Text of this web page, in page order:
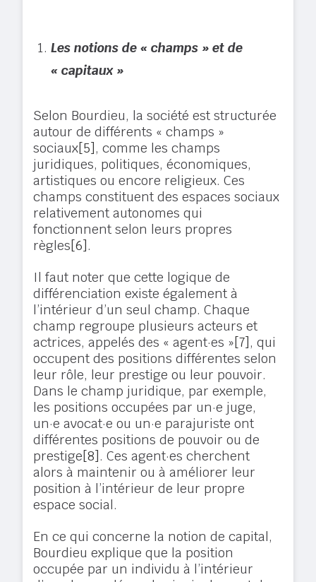
Les notions de « champs » et de
« capitaux »
Selon Bourdieu, la société est structurée
autour de différents « champs »
sociaux[5], comme les champs
juridiques, politiques, économiques,
artistiques ou encore religieux. Ces
champs constituent des espaces sociaux
relativement autonomes qui
fonctionnent selon leurs propres
règles[6].
Il faut noter que cette logique de
différenciation existe également à
l’intérieur d’un seul champ. Chaque
champ regroupe plusieurs acteurs et
actrices, appelés des « agent·es »[7], qui
occupent des positions différentes selon
leur rôle, leur prestige ou leur pouvoir.
Dans le champ juridique, par exemple,
les positions occupées par un·e juge,
un·e avocat·e ou un·e parajuriste ont
différentes positions de pouvoir ou de
prestige[8]. Ces agent·es cherchent
alors à maintenir ou à améliorer leur
position à l’intérieur de leur propre
espace social.
En ce qui concerne la notion de capital,
Bourdieu explique que la position
occupée par un individu à l’intérieur